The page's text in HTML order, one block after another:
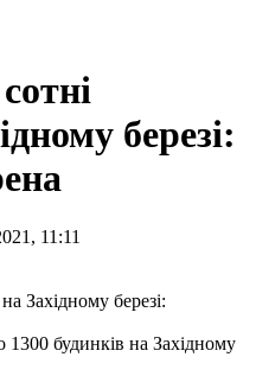
березі:
11:11
1300 будинків на Західному